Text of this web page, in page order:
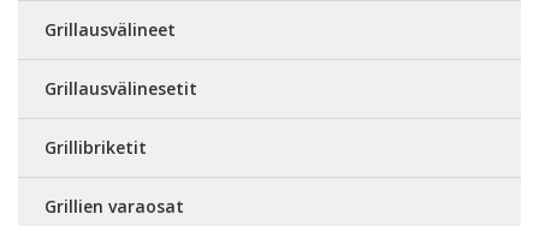
Grillausvälineet
Grillausvälinesetit
Grillibriketit
Grillien varaosat